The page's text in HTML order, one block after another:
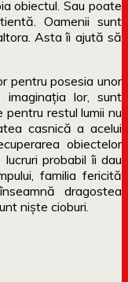
obiectul. Sau poate
Oamenii sunt
Asta îi ajută să
pentru posesia unor
lor, sunt
restul lumii nu
casnică a acelui
obiectelor
probabil îi dau
familia fericită
dragostea
niște cioburi.